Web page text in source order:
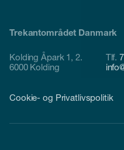
Trekantområdet Danmark
Kolding Åpark 1, 2.
6000 Kolding
Tlf.
Cookie- og Privatlivspolitik